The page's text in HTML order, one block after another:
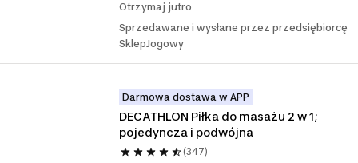
Otrzymaj jutro
Sprzedawane i wysłane przez przedsiębiorcę
SklepJogowy
Darmowa dostawa w APP
DECATHLON Piłka do masażu 2 w 1;
pojedyncza i podwójna
(347)